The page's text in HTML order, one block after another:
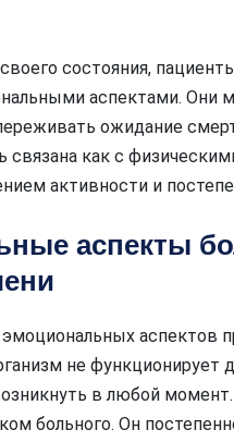
состояния,
аспектами. Они
ожидание
как с
активности и
аспекты
аспектов
не
в любой
больного. Он